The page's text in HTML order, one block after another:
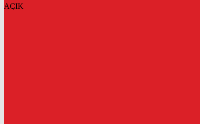
AÇIK